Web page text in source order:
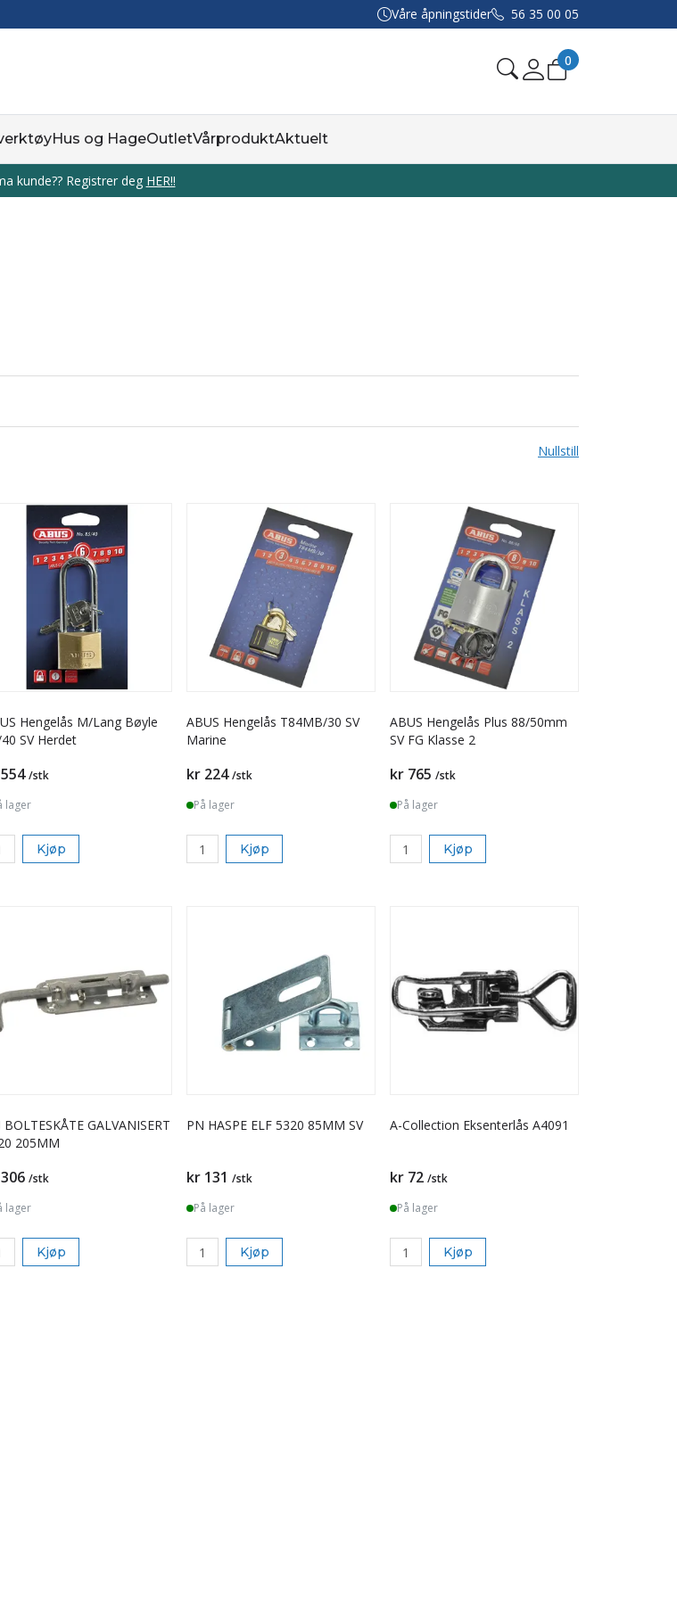
Våre åpningstider 56 35 00 05
0
Hus og HageOutletVårproduktAktuelt
kunde?? Registrer deg HER!!
Nullstill
Hengelås M/Lang Bøyle
SV Herdet
/stk
lager
Kjøp
ABUS Hengelås T84MB/30 SV
Marine
kr 224 /stk
På lager
Kjøp
ABUS Hengelås Plus 88/50mm
SV FG Klasse 2
kr 765 /stk
På lager
Kjøp
BOLTESKÅTE GALVANISERT
205MM
/stk
lager
Kjøp
PN HASPE ELF 5320 85MM SV
kr 131 /stk
På lager
Kjøp
A-Collection Eksenterlås A4091
kr 72 /stk
På lager
Kjøp